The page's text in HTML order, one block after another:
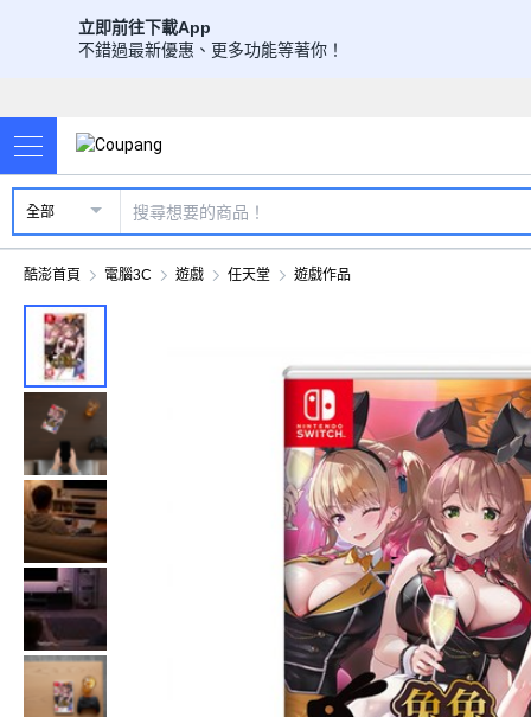
立即前往下載App
不錯過最新優惠、更多功能等著你！
全部
酷澎首頁 電腦3C 遊戲 任天堂 遊戲作品